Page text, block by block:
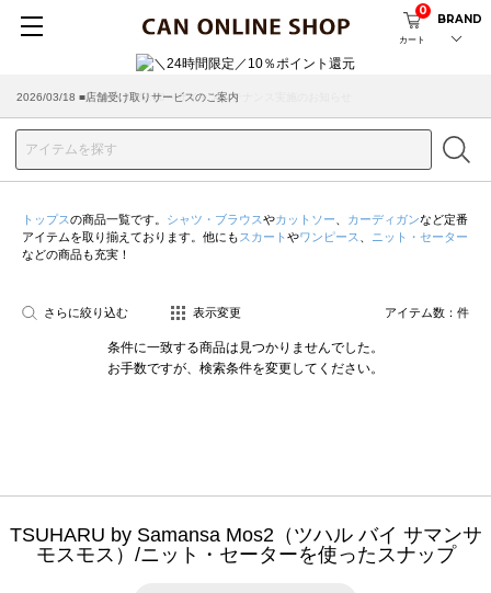
カート
0
BRAND
2026/08/04 ■8/13(木)AM2:00～サイトメンテナンス実施のお知らせ
2026/03/18 ■店舗受け取りサービスのご案内
トップスの商品一覧です。 シャツ・ブラウスやカットソー カーディガンなど定番
アイテムを取り揃えております。他にも スカート やワンピース
ニット・セーター
などの商品も充実！
さらに絞り込む 表示変更 アイテム数： 件
条件に一致する商品は見つかりませんでした。
お手数ですが、検索条件を変更してください。
TSUHARU by Samansa Mos2（ツハル バイ サマンサ
モスモス）/ニット・セーターを使ったスナップ